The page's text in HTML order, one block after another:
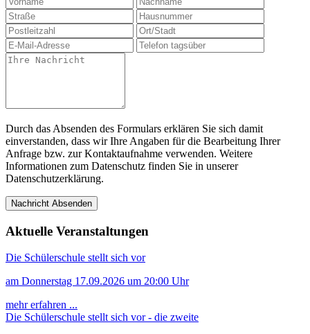
Durch das Absenden des Formulars erklären Sie sich damit
einverstanden, dass wir Ihre Angaben für die Bearbeitung Ihrer
Anfrage bzw. zur Kontaktaufnahme verwenden. Weitere
Informationen zum Datenschutz finden Sie in unserer
Datenschutzerklärung.
Nachricht Absenden
Aktuelle Veranstaltungen
Die Schülerschule stellt sich vor
am Donnerstag 17.09.2026 um 20:00 Uhr
mehr erfahren ...
Die Schülerschule stellt sich vor - die zweite